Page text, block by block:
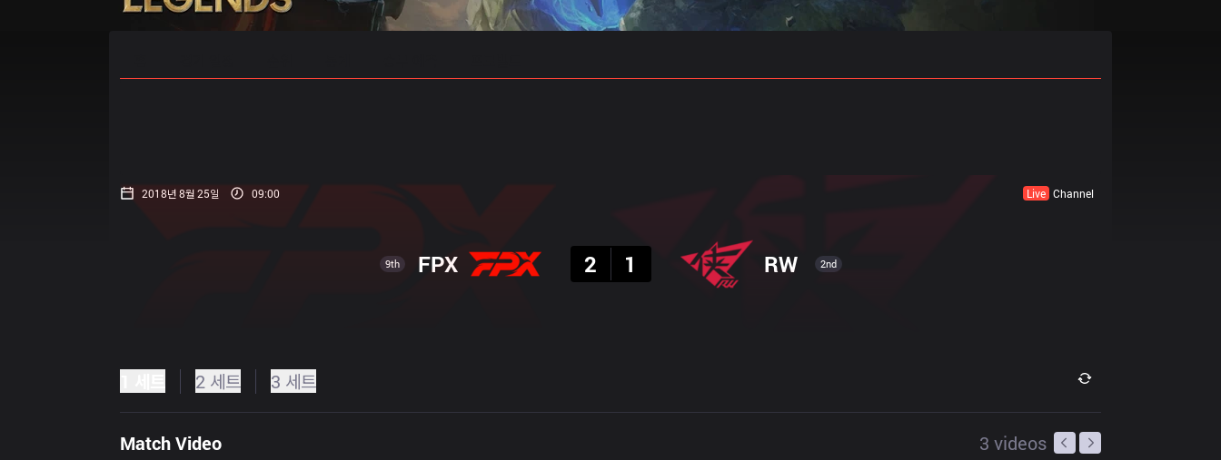
2018년 8월 25일 09:00 Live Channel
9th FPX
2
1 RW 2nd
2 세트 3 세트
Match Video 3 videos